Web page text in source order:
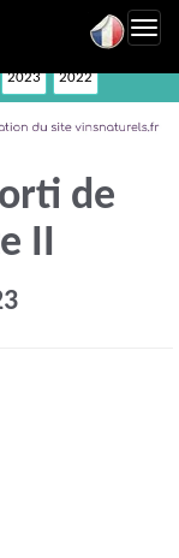
2023 2022
de
II